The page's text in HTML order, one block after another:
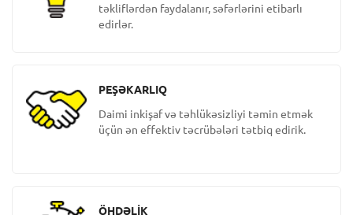
təkliflərdən faydalanır, səfərlərini etibarlı
edirlər.
PEŞƏKARLIQ
Daimi inkişaf və təhlükəsizliyi təmin etmək
üçün ən effektiv təcrübələri tətbiq edirik.
ÖHDƏLİK